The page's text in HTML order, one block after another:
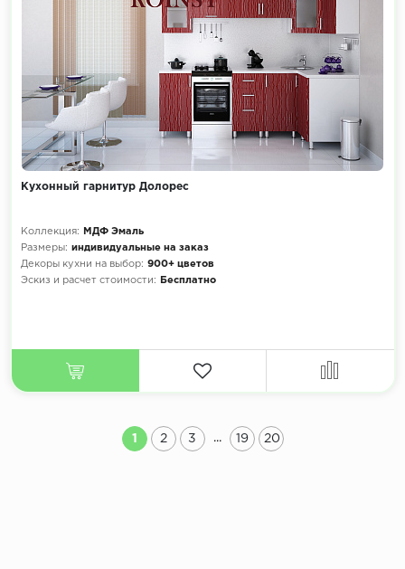
Кухонный гарнитур Долорес
Коллекция:
МДФ Эмаль
Размеры: индивидуальные на заказ
Декоры кухни на выбор: 900+ цветов
Эскиз и расчет стоимости:
Бесплатно
1 2 3 ... 19 20